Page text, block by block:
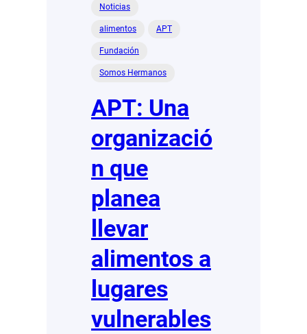
Noticias
alimentos APT
Fundación
Somos Hermanos
APT: Una
organizació
n que
planea
llevar
alimentos a
lugares
vulnerables